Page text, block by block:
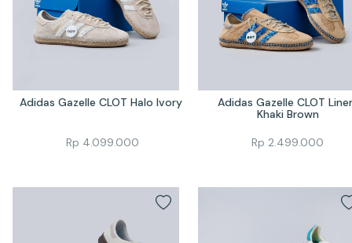
Adidas Gazelle CLOT Halo Ivory
Rp 4.099.000
Adidas Gazelle CLOT
Khaki Brown
Rp 2.499.000